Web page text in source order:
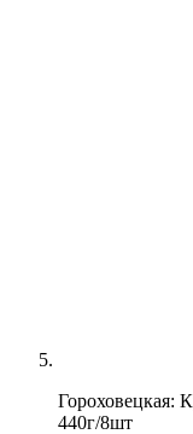
Гороховецкая:
440г/8шт